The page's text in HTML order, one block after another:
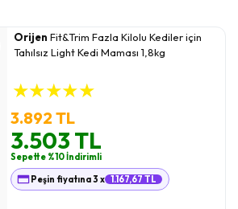
Orijen Fit&Trim Fazla Kilolu Kediler için
Tahılsız Light Kedi Maması 1,8kg
★★★★★
3.892 TL
3.503 TL
Sepette %10 İndirimli
Peşin fiyatına 3 x 1.167,67 TL